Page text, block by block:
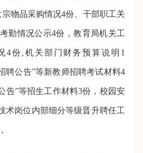
物品采购情况4份、干部职工关
勤情况公示4份，教育局机关工
4份,机关部门财务预算说明1
聘公告”等新教师招聘考试材料4
告”等招生工作材料3份，校园安
术岗位内部细分等级晋升聘任工